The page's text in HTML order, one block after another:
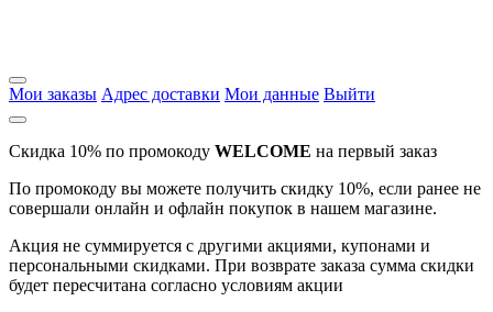
Мои заказы Адрес доставки Мои данные Выйти
Скидка 10% по промокоду WELCOME на первый заказ
По промокоду вы можете получить скидку 10%, если ранее не
совершали онлайн и офлайн покупок в нашем магазине.
Акция не суммируется с другими акциями, купонами и
персональными скидками. При возврате заказа сумма скидки
будет пересчитана согласно условиям акции